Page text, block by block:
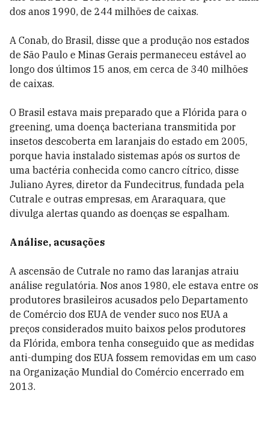
dos anos 1990, de 244 milhões de caixas.
A Conab, do Brasil, disse que a produção nos estados
de São Paulo e Minas Gerais permaneceu estável ao
longo dos últimos 15 anos, em cerca de 340 milhões
de caixas.
O Brasil estava mais preparado que a Flórida para o
greening, uma doença bacteriana transmitida por
insetos descoberta em laranjais do estado em 2005,
porque havia instalado sistemas após os surtos de
uma bactéria conhecida como cancro cítrico, disse
Juliano Ayres, diretor da Fundecitrus, fundada pela
Cutrale e outras empresas, em Araraquara, que
divulga alertas quando as doenças se espalham.
Análise, acusações
A ascensão de Cutrale no ramo das laranjas atraiu
análise regulatória. Nos anos 1980, ele estava entre os
produtores brasileiros acusados pelo Departamento
de Comércio dos EUA de vender suco nos EUA a
preços considerados muito baixos pelos produtores
da Flórida, embora tenha conseguido que as medidas
anti-dumping dos EUA fossem removidas em um caso
na Organização Mundial do Comércio encerrado em
2013.